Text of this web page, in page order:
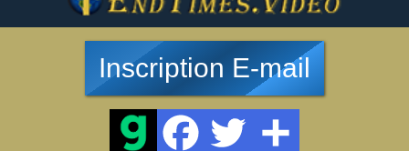
Inscription E-mail